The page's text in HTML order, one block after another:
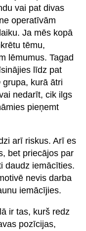
vai pat divas
operatīvām
Ja mēs kopā
tēmu,
lēmumus. Tagad
līdz pat
grupa, kurā ātri
nedarīt, cik ilgs
pieņemt
arī riskus. Arī es
bet priecājos par
daudz iemācīties.
nevis darba
iemācījies.
ir tas, kurš redz
pozīcijas,